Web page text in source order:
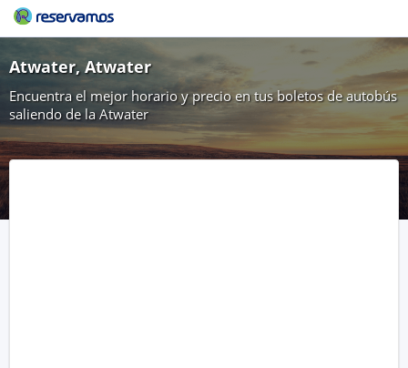
Atwater, Atwater
Encuentra el mejor horario y precio en tus boletos de autobús
saliendo de la Atwater